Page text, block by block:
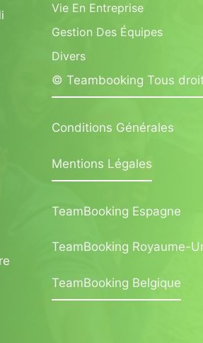
Vie En Entreprise
Gestion Des Équipes
Divers
© Teambooking Tous
Conditions Générales
Mentions Légales
TeamBooking Espagne
TeamBooking Royaume-
TeamBooking Belgique